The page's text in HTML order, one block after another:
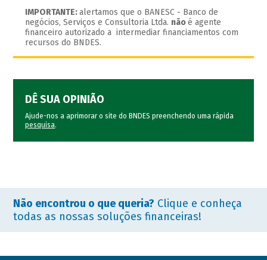
IMPORTANTE:alertamos que o BANESC - Banco de
negócios, Serviços e Consultoria Ltda. nãoé agente
financeiro autorizado a intermediar financiamentos com
recursos do BNDES.
DÊ SUA OPINIÃO
Ajude-nos a aprimorar o site do BNDES preenchendo uma rápida
pesquisa.
Não encontrou o que queria? Clique e conheça
todas as nossas soluções financeiras!